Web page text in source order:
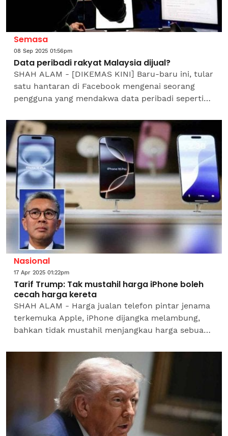
Semasa
08 Sep 2025 01:56pm
Data peribadi rakyat Malaysia dijual?
SHAH ALAM - [DIKEMAS KINI] Baru-baru ini, tular
satu hantaran di Facebook mengenai seorang
pengguna yang mendakwa data peribadi seperti
telefon, rekod...
Nasional
17 Apr 2025 01:22pm
Tarif Trump: Tak mustahil harga iPhone boleh
cecah harga kereta
SHAH ALAM - Harga jualan telefon pintar jenama
terkemuka Apple, iPhone dijangka melambung,
bahkan tidak mustahil menjangkau harga sebuah
menaikkan tarif...